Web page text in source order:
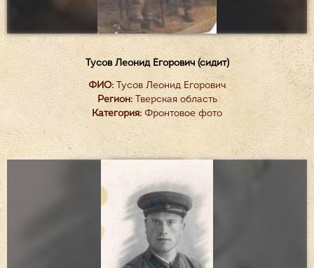
Тусов Леонид Егорович (сидит)
ФИО: Тусов Леонид Егорович
Регион:Тверская область
Категория: Фронтовое фото